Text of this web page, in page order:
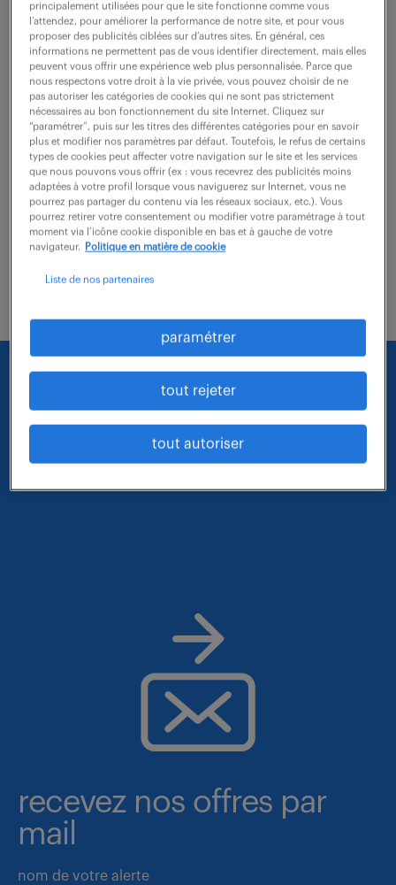
35 000 - 45 000 € / an
Vous serez amené(e) à traiter les missions suivantes :
Mener des inspections techniques régulières sur site
pour évaluer les risques associés aux immeubles
assurés. Analyser les dispositifs...
voir l'offre
Nous faisons le maximum pour trouver un emploi
qui vous correspond parmi nos offres :
- métier et compétences : inspecteur des assurances
recevez nos offres par
mail
nom de votre alerte
principalement utilisées pour que le site fonctionne comme vous
l’attendez, pour améliorer la performance de notre site, et pour vous
proposer des publicités ciblées sur d’autres sites. En général, ces
informations ne permettent pas de vous identifier directement, mais elles
peuvent vous offrir une expérience web plus personnalisée. Parce que
nous respectons votre droit à la vie privée, vous pouvez choisir de ne
pas autoriser les catégories de cookies qui ne sont pas strictement
nécessaires au bon fonctionnement du site Internet. Cliquez sur
“paramétrer”, puis sur les titres des différentes catégories pour en savoir
plus et modifier nos paramètres par défaut. Toutefois, le refus de certains
types de cookies peut affecter votre navigation sur le site et les services
que nous pouvons vous offrir (ex : vous recevrez des publicités moins
adaptées à votre profil lorsque vous naviguerez sur Internet, vous ne
pourrez pas partager du contenu via les réseaux sociaux, etc.). Vous
pourrez retirer votre consentement ou modifier votre paramétrage à tout
moment via l’icône cookie disponible en bas et à gauche de votre
navigateur.
Politique en matière de cookie
Liste de nos partenaires
paramétrer
tout rejeter
tout autoriser